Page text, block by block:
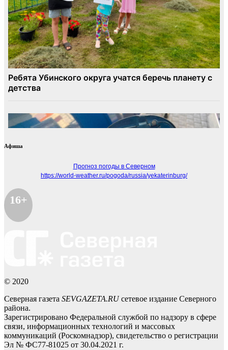
Афиша
Прогноз погоды в Северном
https://world-weather.ru/pogoda/russia/yekaterinburg/
16+
© 2020
Северная газета SEVGAZETA.RUсетевое издание Северного
района.
Зарегистрировано Федеральной службой по надзору в сфере
связи, информационных технологий и массовых
коммуникаций (Роскомнадзор), свидетельство о регистрации
Эл № ФС77-81025 от 30.04.2021 г.